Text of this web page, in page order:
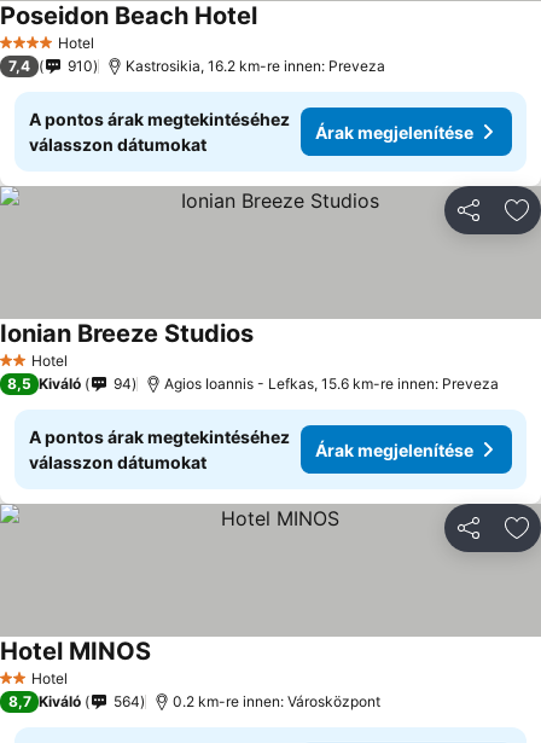
4 KategóriaHotel
Poseidon Beach Hotel
7,4 910 Kastrosikia, 16.2 km-re innen: Preveza
A pontos árak megtekintéséhez
válasszon dátumokat
Árak megjelenítése
2 Kategória
Hotel
Ionian Breeze Studios
8,5 Kiváló 94 Agios Ioannis - Lefkas, 15.6 km-re innen: Preveza
A pontos árak megtekintéséhez
válasszon dátumokat
Árak megjelenítése
2 Kategória
Hotel
Hotel MINOS
8,7 Kiváló 564 0.2 km-re innen: Városközpont